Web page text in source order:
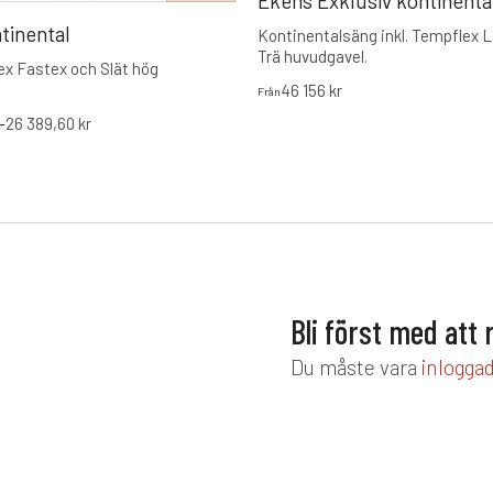
Fastex och Slät hög
26 389,60 kr
Kontinentalsäng inkl. Tempflex
Trä huvudgavel.
Från46 156 kr
Bli först med att
Du måste vara